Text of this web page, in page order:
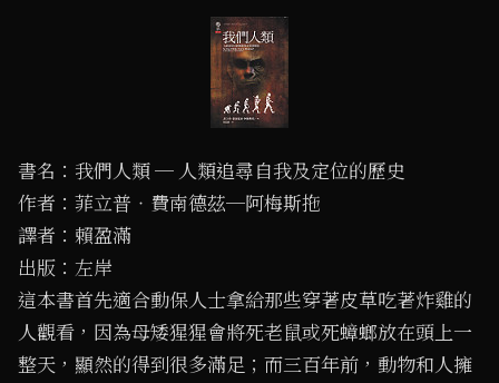
書名：我們人類 ─ 人類追尋自我及定位的歷史
作者：菲立普‧費南德茲─阿梅斯拖
譯者：賴盈滿
出版：左岸
這本書首先適合動保人士拿給那些穿著皮草吃著炸雞的
人觀看，因為母矮猩猩會將死老鼠或死蟑螂放在頭上一
整天，顯然的得到很多滿足；而三百年前，動物和人擁